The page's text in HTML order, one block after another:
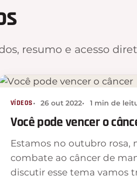
resumo e acesso
VÍDEOS 26 out 2022 1 min de
Você pode vencer o
Estamos no outubro rosa,
combate ao câncer de
discutir esse tema vamos